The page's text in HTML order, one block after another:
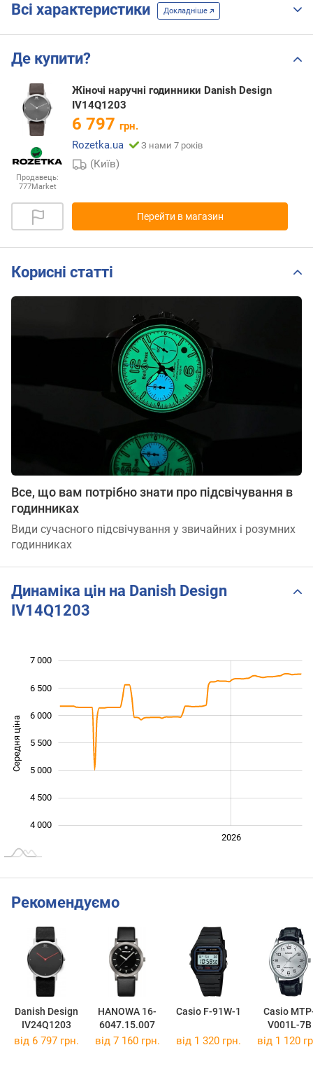
Всі характеристики Докладніше
Де купити?
Продавець:
777Market
Жіночі наручні годинники Danish Design
IV14Q1203
6 797 грн.
Rozetka.ua
З нами 7 років
(Київ)
Перейти в магазин
Корисні статті
Все, що вам потрібно знати про підсвічування в
годинниках
Види сучасного підсвічування у звичайних і розумних
годинниках
Динаміка цін на Danish Design
IV14Q1203
Середня ціна 4 000
4 000
4 500
5 000
5 500
6 000
6 500
7 000
2026
Рекомендуємо
Danish Design
IV24Q1203
HANOWA 16-
6047.15.007
Casio F-91W-1
Casio
V001L-7B
від 6 797 грн. від 7 160 грн. від 1 320 грн. від 1 120